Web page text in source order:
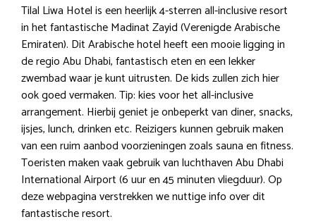
Tilal Liwa Hotel is een heerlijk 4-sterren all-inclusive resort
in het fantastische Madinat Zayid (Verenigde Arabische
Emiraten). Dit Arabische hotel heeft een mooie ligging in
de regio Abu Dhabi, fantastisch eten en een lekker
zwembad waar je kunt uitrusten. De kids zullen zich hier
ook goed vermaken. Tip: kies voor het all-inclusive
arrangement. Hierbij geniet je onbeperkt van diner, snacks,
ijsjes, lunch, drinken etc. Reizigers kunnen gebruik maken
van een ruim aanbod voorzieningen zoals sauna en fitness.
Toeristen maken vaak gebruik van luchthaven Abu Dhabi
International Airport (6 uur en 45 minuten vliegduur). Op
deze webpagina verstrekken we nuttige info over dit
fantastische resort.